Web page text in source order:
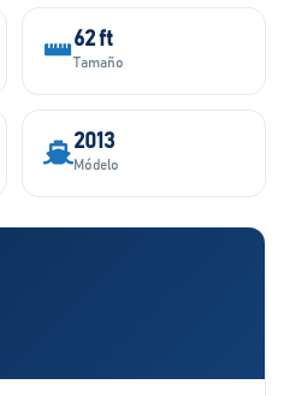
62 ft
Tamaño
2013
Módelo